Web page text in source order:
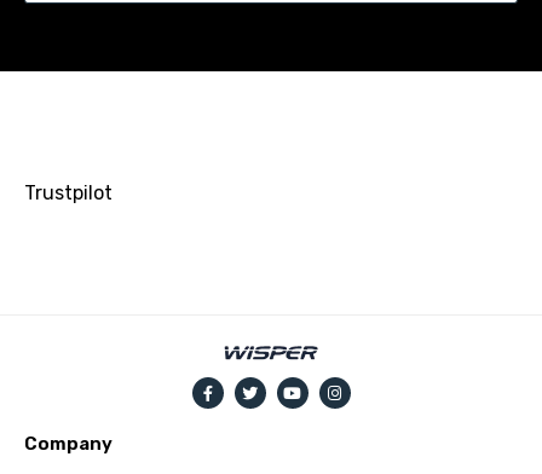
Trustpilot
Company